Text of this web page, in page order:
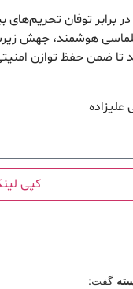
برابر توفان
هوشمند، جهش
تا ضمن حفظ توازن
کپی
گفت: